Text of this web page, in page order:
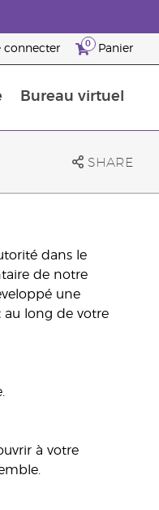
connecter 0 Panier
Bureau virtuel
SHARE
dans le
de notre
une
au long de votre
à votre